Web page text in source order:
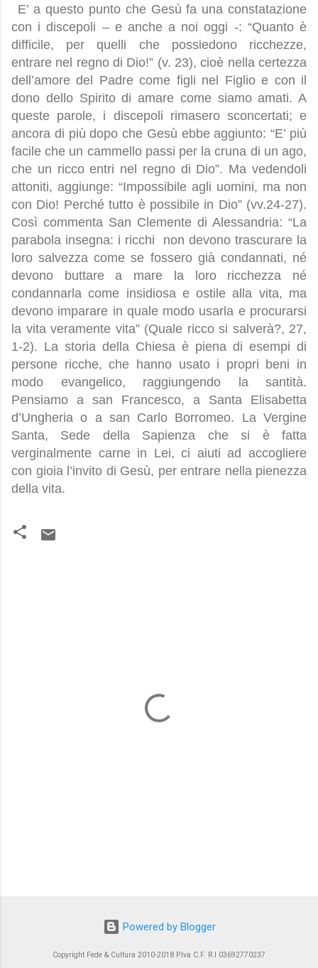
E’ a questo punto che Gesù fa una constatazione
con i discepoli – e anche a noi oggi -: “Quanto è
difficile, per quelli che possiedono ricchezze,
entrare nel regno di Dio!” (v. 23), cioè nella certezza
dell’amore del Padre come figli nel Figlio e con il
dono dello Spirito di amare come siamo amati. A
queste parole, i discepoli rimasero sconcertati; e
ancora di più dopo che Gesù ebbe aggiunto: “E’ più
facile che un cammello passi per la cruna di un ago,
che un ricco entri nel regno di Dio”. Ma vedendoli
attoniti, aggiunge: “Impossibile agli uomini, ma non
con Dio! Perché tutto è possibile in Dio” (vv.24-27).
Così commenta San Clemente di Alessandria: “La
parabola insegna: i ricchi non devono trascurare la
loro salvezza come se fossero già condannati, né
devono buttare a mare la loro ricchezza né
condannarla come insidiosa e ostile alla vita, ma
devono imparare in quale modo usarla e procurarsi
la vita veramente vita” (Quale ricco si salverà?, 27,
1-2). La storia della Chiesa è piena di esempi di
persone ricche, che hanno usato i propri beni in
modo evangelico, raggiungendo la santità.
Pensiamo a san Francesco, a Santa Elisabetta
d’Ungheria o a san Carlo Borromeo. La Vergine
Santa, Sede della Sapienza che si è fatta
verginalmente carne in Lei, ci aiuti ad accogliere
con gioia l’invito di Gesù, per entrare nella pienezza
della vita.
Powered by Blogger
Copyright Fede & Cultura 2010-2018 P.Iva C.F. R.I 03692770237